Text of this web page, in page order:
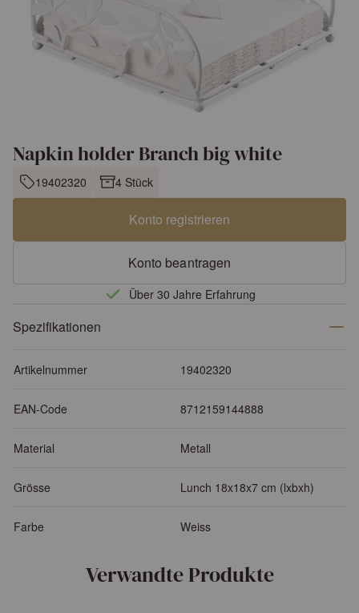
Napkin holder Branch big white
19402320 4 Stück
Konto registrieren
Konto beantragen
Über 30 Jahre Erfahrung
Spezifikationen
Artikelnummer 19402320
EAN-Code 8712159144888
Material Metall
Grösse Lunch 18x18x7 cm (lxbxh)
Farbe Weiss
Verwandte Produkte